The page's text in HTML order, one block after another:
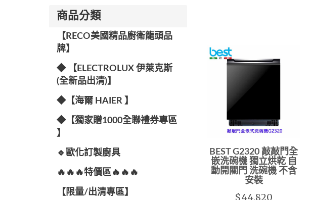
商品分類
【RECO美國精品廚衛龍頭品
牌】
◆ 【ELECTROLUX 伊萊克斯
(全新品出清)】
◆【海爾 HAIER 】
◆【獨家贈1000全聯禮券專區
】
🔹歐化訂製廚具
🔥🔥🔥特價區🔥🔥🔥
【限量/出清專區】
BEST G2320 敲敲門全
嵌洗碗機 獨立烘乾 自
動開關門 洗碗機 不含
安裝
$44,820